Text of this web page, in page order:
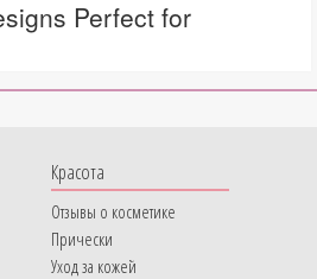
Perfect for
Красота
Отзывы о косметике
Прически
Уход за кожей